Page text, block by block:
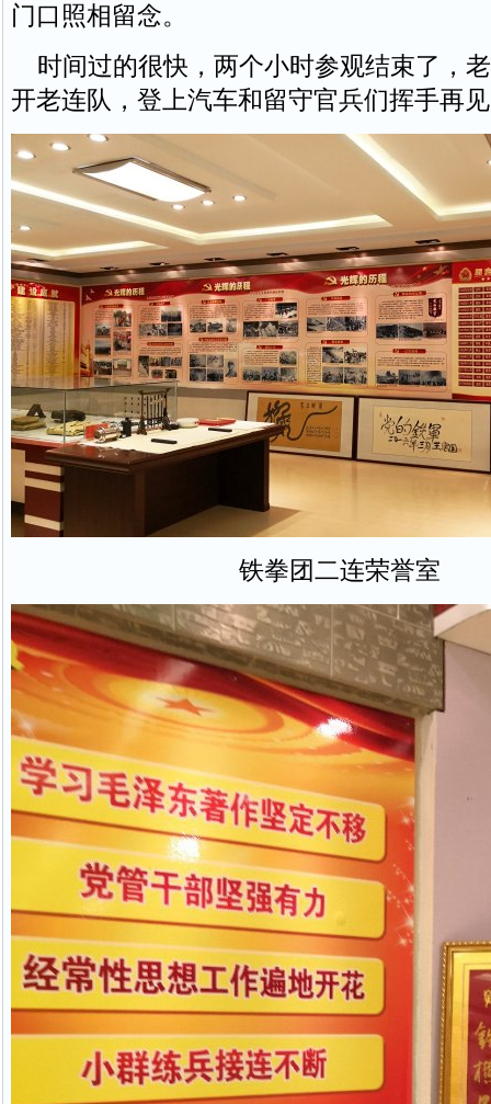
门口照相留念。
时间过的很快，两个小时参观结束了，
开老连队，登上汽车和留守官兵们挥手再
铁拳团二连荣誉室